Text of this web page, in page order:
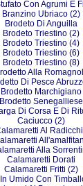
Con Agrumi E
Branzino Ubriaco (2)
Brodeto Di Anguilla
Brodeto Triestino (2)
Brodeto Triestino (4)
Brodeto Triestino (6)
Brodeto Triestino (8)
Alla
Di Pesce
Brodetto Marchigiano
Brodetto Senegalliese
Di Corsa E Di
Caciucco (2)
Al
Alla
Calamaretti Dorati
Calamaretti Fritti (2)
Umido Con